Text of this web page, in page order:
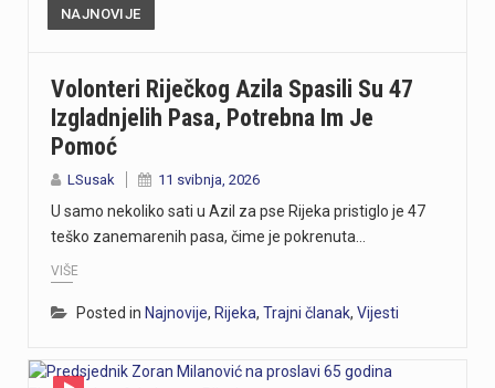
NAJNOVIJE
Volonteri Riječkog Azila Spasili Su 47
Izgladnjelih Pasa, Potrebna Im Je
Pomoć
LSusak 11 svibnja, 2026
U samo nekoliko sati u Azil za pse Rijeka pristiglo je 47
teško zanemarenih pasa, čime je pokrenuta…
VIŠE
Posted in Najnovije, Rijeka, Trajni članak, Vijesti